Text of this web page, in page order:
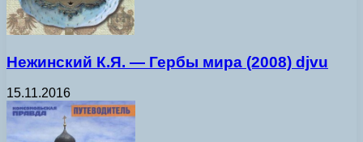
Нежинский К.Я. — Гербы мира (2008) djvu
15.11.2016